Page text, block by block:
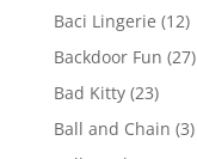
Baci Lingerie (12)
Backdoor Fun (27)
Bad Kitty (23)
Ball and Chain (3)